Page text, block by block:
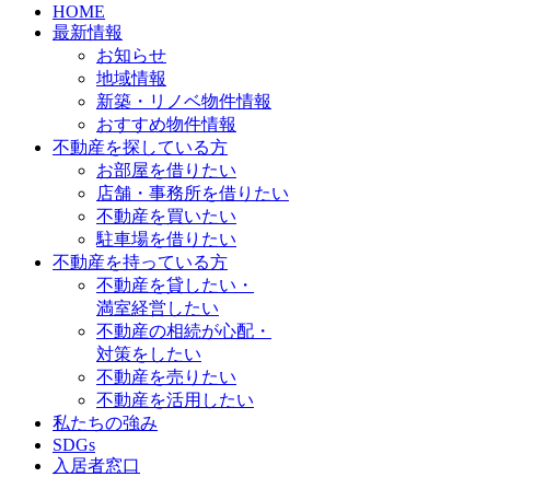
HOME
最新情報
お知らせ
地域情報
新築・リノベ物件情報
おすすめ物件情報
不動産を探している方
お部屋を借りたい
店舗・事務所を借りたい
不動産を買いたい
駐車場を借りたい
不動産を持っている方
不動産を貸したい・
満室経営したい
不動産の相続が心配・
対策をしたい
不動産を売りたい
不動産を活用したい
私たちの強み
SDGs
入居者窓口